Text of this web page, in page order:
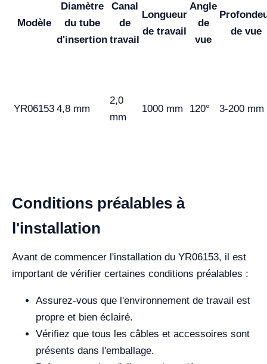
Modèle
Diamètre
du tube
d'insertion
Canal
de
travail
Longueur
de travail
Angle
de
vue
de vue
YR06153 4,8 mm
2,0
mm
1000 mm 120° 3-200 mm
Conditions préalables à
l'installation
Avant de commencer l'installation du YR06153, il est
important de vérifier certaines conditions préalables :
Assurez-vous que l'environnement de travail est
propre et bien éclairé.
Vérifiez que tous les câbles et accessoires sont
présents dans l'emballage.